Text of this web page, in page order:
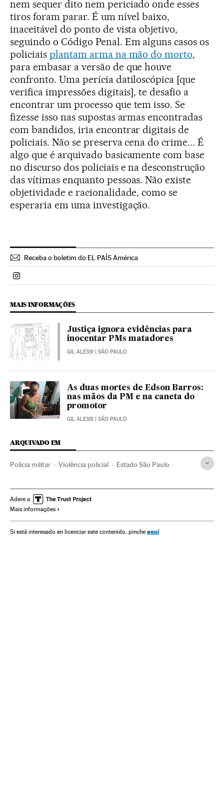
nem sequer dito nem periciado onde esses
tiros foram parar. É um nível baixo,
inaceitável do ponto de vista objetivo,
seguindo o Código Penal. Em alguns casos os
policiais plantam arma na mão do morto,
para embasar a versão de que houve
confronto. Uma perícia datiloscópica [que
verifica impressões digitais], te desafio a
encontrar um processo que tem isso. Se
fizesse isso nas supostas armas encontradas
com bandidos, iria encontrar digitais de
policiais. Não se preserva cena do crime... É
algo que é arquivado basicamente com base
no discurso dos policiais e na desconstrução
das vítimas enquanto pessoas. Não existe
objetividade e racionalidade, como se
esperaria em uma investigação.
Receba o boletim do EL PAÍS América
Politica El País Brasil en Instagram
MAIS INFORMAÇÕES
Justiça ignora evidências para
inocentar PMs matadores
GIL ALESSI | SÃO PAULO
As duas mortes de Edson Barros:
nas mãos da PM e na caneta do
promotor
GIL ALESSI | SÃO PAULO
ARQUIVADO EM
Polícia militar Violência policial Estado São Paulo
Força segurança América do Sul
América
Adere a
Mais informações
Si está interesado en licenciar este contenido, pinche aquí